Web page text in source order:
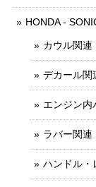
HONDA -
カウル関連
デカール関
エンジン内
ラバー関連
ハンドル・